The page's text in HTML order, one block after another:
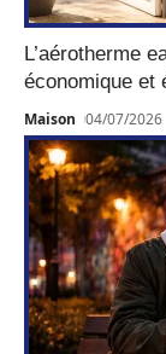
L’aérotherme
économique et
Maison 04/07/2026